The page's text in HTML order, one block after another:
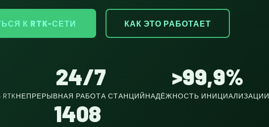
К RTK-СЕТИ КАК ЭТО РАБОТАЕТ
24/7
НЕПРЕРЫВНАЯ РАБОТА СТАНЦИЙ
>99,9%
НАДЁЖНОСТЬ ИНИЦИАЛИЗАЦИИ
1408